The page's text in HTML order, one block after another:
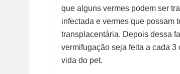
que alguns vermes podem ser
infectada e vermes que possam
transplacentária. Depois dessa
vermifugação seja feita a cada
vida do pet.